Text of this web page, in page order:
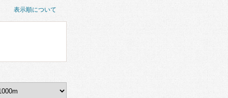
表示順について